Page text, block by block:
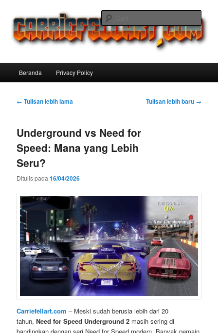
konten
utama
konten
sekunderCarriefellart Pilihan Terbaik Game
Offline Android 2025 yang Wajib
Kamu Coba
Cari
Beranda Privacy Policy
Navigasi
← Tulisan lebih lama Tulisan lebih baru →
Underground vs Need for
Speed: Mana yang Lebih
Seru?
Ditulis pada16/04/2026
Carriefellart.com – Meski sudah berusia lebih dari 20
tahun,Need for Speed Underground 2 masih sering di